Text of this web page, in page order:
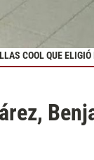
COOL QUE